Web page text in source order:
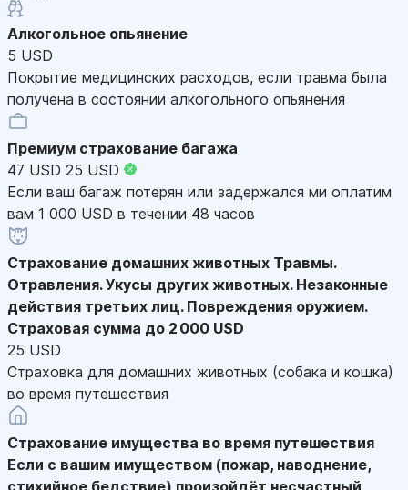
Алкогольное опьянение
5 USD
Покрытие медицинских расходов, если травма была
получена в состоянии алкогольного опьянения
Премиум страхование багажа
47 USD 25 USD
Если ваш багаж потерян или задержался ми оплатим
вам 1 000 USD в течении 48 часов
Страхование домашних животных Травмы.
Отравления. Укусы других животных. Незаконные
действия третьих лиц. Повреждения оружием.
Страховая сумма до 2 000 USD
25 USD
Страховка для домашних животных (собака и кошка)
во время путешествия
Страхование имущества во время путешествия
Если с вашим имуществом (пожар, наводнение,
стихийное бедствие) произойдёт несчастный